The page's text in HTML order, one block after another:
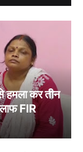
हमला कर तीन
FIR